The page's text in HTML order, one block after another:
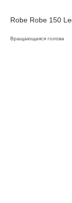
Robe Robe 150
Вращающаяся голова